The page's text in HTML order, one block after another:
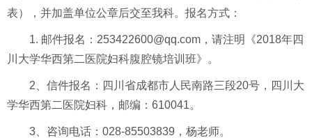
表），并加盖单位公章后交至我科。报名方式：
1. 邮件报名：253422600@qq.com，请注明《2018年四
川大学华西第二医院妇科腹腔镜培训班》。
2、信件报名：四川省成都市人民南路三段20号，四川大
学华西第二医院妇科，邮编：610041。
3 、咨询电话： 028-85503839 ，杨老师。